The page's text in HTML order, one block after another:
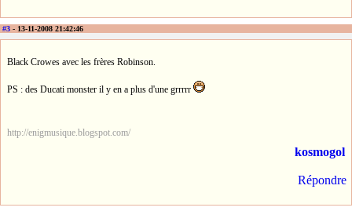
#3 - 13-11-2008 21:42:46
Black Crowes avec les frères Robinson.
PS : des Ducati monster il y en a plus d'une grrrrr
http://enigmusique.blogspot.com/
kosmogol
Répondre